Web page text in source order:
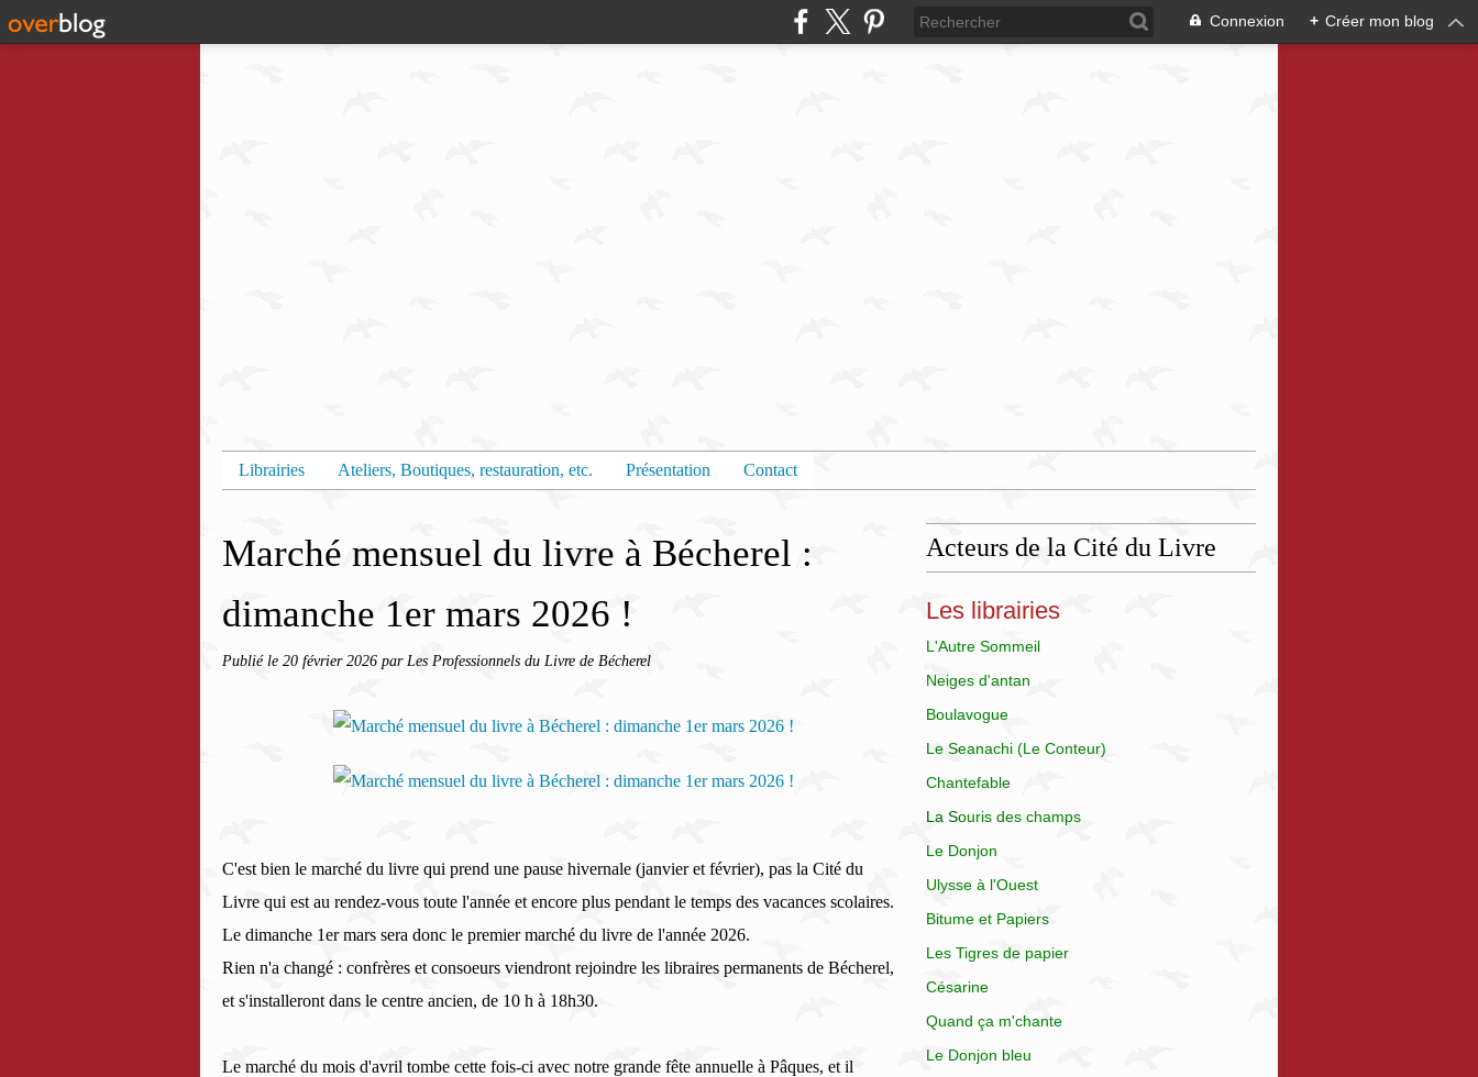
Connexion + Créer mon blog
Librairies Ateliers, Boutiques, restauration, etc. Présentation Contact
Marché mensuel du livre à Bécherel :
dimanche 1er mars 2026 !
Publié le 20 février 2026 par Les Professionnels du Livre de Bécherel
C'est bien le marché du livre qui prend une pause hivernale (janvier et février), pas la Cité du
Livre qui est au rendez-vous toute l'année et encore plus pendant le temps des vacances scolaires.
Le dimanche 1er mars sera donc le premier marché du livre de l'année 2026.
Rien n'a changé : confrères et consoeurs viendront rejoindre les libraires permanents de Bécherel,
et s'installeront dans le centre ancien, de 10 h à 18h30.
Le marché du mois d'avril tombe cette fois-ci avec notre grande fête annuelle à Pâques, et il
Acteurs de la Cité du Livre
Les librairies
L'Autre Sommeil
Neiges d'antan
Boulavogue
Le Seanachi (Le Conteur)
Chantefable
La Souris des champs
Le Donjon
Ulysse à l'Ouest
Bitume et Papiers
Les Tigres de papier
Césarine
Quand ça m'chante
Le Donjon bleu